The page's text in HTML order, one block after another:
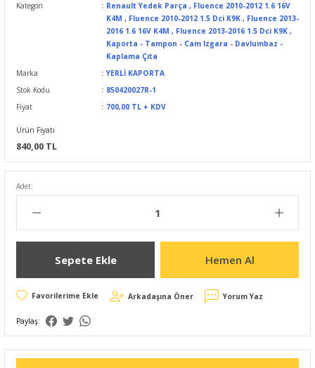
Kategori Renault Yedek Parça , Fluence 2010-2012 1.6 16V
K4M , Fluence 2010-2012 1.5 Dci K9K , Fluence 2013-
2016 1.6 16V K4M , Fluence 2013-2016 1.5 Dci K9K ,
Kaporta - Tampon - Cam Izgara - Davlumbaz -
Kaplama Çıta
Marka
YERLİ KAPORTA
Stok Kodu
850420027R-1
Fiyat
700,00 TL + KDV
Ürün Fiyatı
840,00 TL
Adet:
Sepete Ekle Hemen Al
Arkadaşına Öner Yorum Yaz
Paylaş: